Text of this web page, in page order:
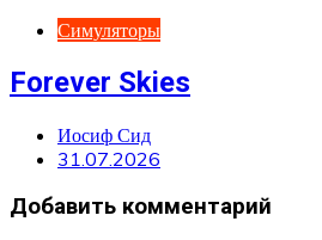
Симуляторы
Forever Skies
Иосиф Сид
31.07.2026
Добавить комментарий